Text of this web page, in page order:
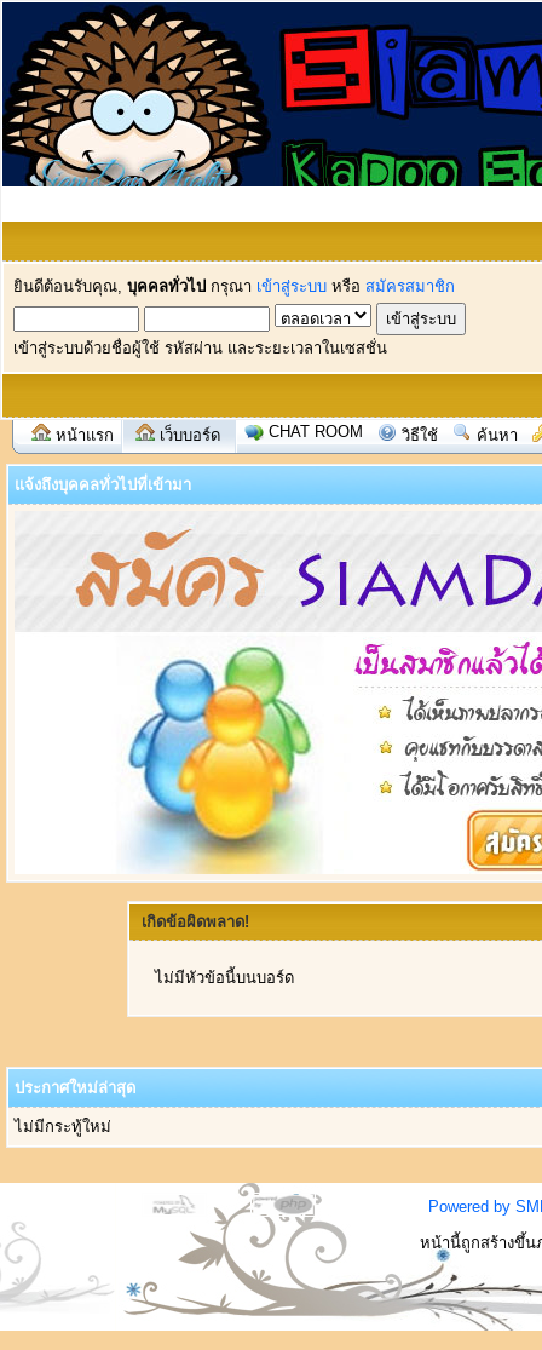
ยินดีต้อนรับคุณ, บุคคลทั่วไป กรุณา เข้าสู่ระบบ หรือ สมัครสมาชิก
เข้าสู่ระบบด้วยชื่อผู้ใช้ รหัสผ่าน และระยะเวลาในเซสชั่น
หน้าแรก เว็บบอร์ด CHAT ROOM วิธีใช้ ค้นหา
แจ้งถึงบุคคลทั่วไปที่เข้ามา
เกิดข้อผิดพลาด!
ไม่มีหัวข้อนี้บนบอร์ด
ประกาศใหม่ล่าสุด
ไม่มีกระทู้ใหม่
Powered by
หน้านี้ถูกสร้างขึ้น